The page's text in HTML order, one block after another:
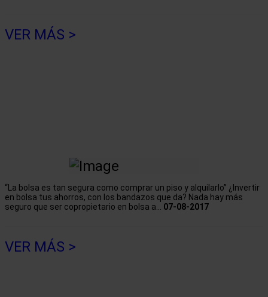
VER MÁS >
“La bolsa es tan segura como comprar un piso y alquilarlo” ¿Invertir
en bolsa tus ahorros, con los bandazos que da? Nada hay más
seguro que ser copropietario en bolsa a... 07-08-2017
VER MÁS >